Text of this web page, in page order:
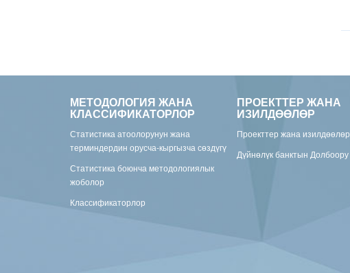
МЕТОДОЛОГИЯ ЖАНА
КЛАССИФИКАТОРЛОР
Статистика атоолорунун жана
терминдердин орусча-кыргызча сөздүгү
Статистика боюнча методологиялык
жоболор
Классификаторлор
ПРОЕКТТЕР ЖАНА
ИЗИЛДӨӨЛӨР
Проекттер жана изилдөөлөр
Дүйнөлүк банктын Долбоору